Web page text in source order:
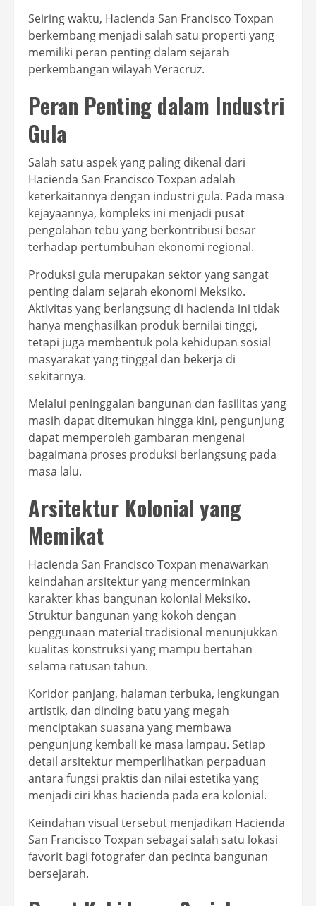
Seiring waktu, Hacienda San Francisco Toxpan
berkembang menjadi salah satu properti yang
memiliki peran penting dalam sejarah
perkembangan wilayah Veracruz.
Peran Penting dalam Industri
Gula
Salah satu aspek yang paling dikenal dari
Hacienda San Francisco Toxpan adalah
keterkaitannya dengan industri gula. Pada masa
kejayaannya, kompleks ini menjadi pusat
pengolahan tebu yang berkontribusi besar
terhadap pertumbuhan ekonomi regional.
Produksi gula merupakan sektor yang sangat
penting dalam sejarah ekonomi Meksiko.
Aktivitas yang berlangsung di hacienda ini tidak
hanya menghasilkan produk bernilai tinggi,
tetapi juga membentuk pola kehidupan sosial
masyarakat yang tinggal dan bekerja di
sekitarnya.
Melalui peninggalan bangunan dan fasilitas yang
masih dapat ditemukan hingga kini, pengunjung
dapat memperoleh gambaran mengenai
bagaimana proses produksi berlangsung pada
masa lalu.
Arsitektur Kolonial yang
Memikat
Hacienda San Francisco Toxpan menawarkan
keindahan arsitektur yang mencerminkan
karakter khas bangunan kolonial Meksiko.
Struktur bangunan yang kokoh dengan
penggunaan material tradisional menunjukkan
kualitas konstruksi yang mampu bertahan
selama ratusan tahun.
Koridor panjang, halaman terbuka, lengkungan
artistik, dan dinding batu yang megah
menciptakan suasana yang membawa
pengunjung kembali ke masa lampau. Setiap
detail arsitektur memperlihatkan perpaduan
antara fungsi praktis dan nilai estetika yang
menjadi ciri khas hacienda pada era kolonial.
Keindahan visual tersebut menjadikan Hacienda
San Francisco Toxpan sebagai salah satu lokasi
favorit bagi fotografer dan pecinta bangunan
bersejarah.